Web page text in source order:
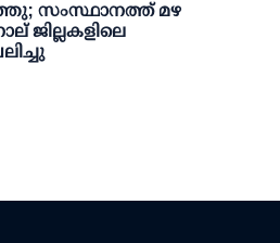
സംസ്ഥാനത്ത് മഴ
ജില്ലകളിലെ